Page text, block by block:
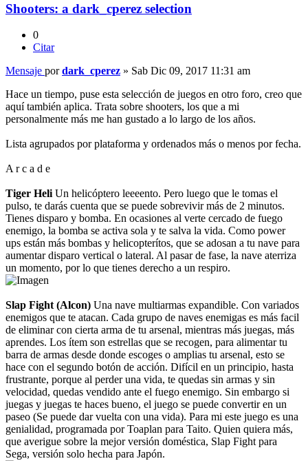
Shooters: a dark_cperez selection
0
Citar
Mensaje pordark_cperez » Sab Dic 09, 2017 11:31 am
Hace un tiempo, puse esta selección de juegos en otro foro, creo que
aquí también aplica. Trata sobre shooters, los que a mi
personalmente más me han gustado a lo largo de los años.
Lista agrupados por plataforma y ordenados más o menos por fecha.
A r c a d e
Tiger Heli Un helicóptero leeeento. Pero luego que le tomas el
pulso, te darás cuenta que se puede sobrevivir más de 2 minutos.
Tienes disparo y bomba. En ocasiones al verte cercado de fuego
enemigo, la bomba se activa sola y te salva la vida. Como power
ups están más bombas y helicopterítos, que se adosan a tu nave para
aumentar disparo vertical o lateral. Al pasar de fase, la nave aterriza
un momento, por lo que tienes derecho a un respiro.
Slap Fight (Alcon) Una nave multiarmas expandible. Con variados
enemigos que te atacan. Cada grupo de naves enemigas es más facil
de eliminar con cierta arma de tu arsenal, mientras más juegas, más
aprendes. Los ítem son estrellas que se recogen, para alimentar tu
barra de armas desde donde escoges o amplias tu arsenal, esto se
hace con el segundo botón de acción. Difícil en un principio, hasta
frustrante, porque al perder una vida, te quedas sin armas y sin
velocidad, quedas vendido ante el fuego enemigo. Sin embargo si
juegas y juegas te haces bueno, el juego se puede convertir en un
paseo (Se puede dar vuelta con una vida). Para mi este juego es una
genialidad, programada por Toaplan para Taito. Quien quiera más,
que averigue sobre la mejor versión doméstica, Slap Fight para
Sega, versión solo hecha para Japón.